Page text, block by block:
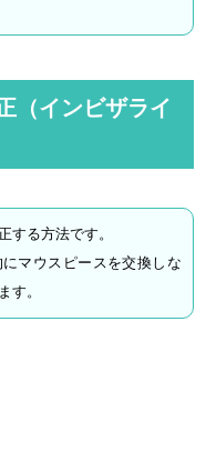
インビザライ
する方法です。
マウスピースを交換しな
す。